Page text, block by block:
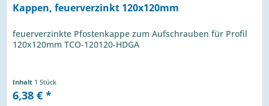
Kappen, feuerverzinkt 120x120mm
feuerverzinkte Pfostenkappe zum Aufschrauben für Profil
120x120mm TCO-120120-HDGA
Inhalt 1 Stück
6,38 € *